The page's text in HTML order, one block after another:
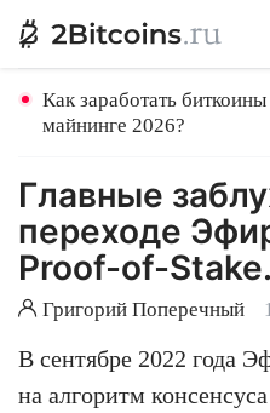
Как заработать
майнинге 2026?
Главные
переходе
Proof-of-
Григорий Поперечный
В сентябре 2022 года
на алгоритм